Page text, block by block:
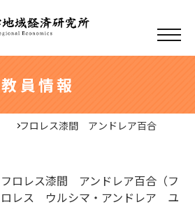
教員情報
フロレス漆間 アンドレア百合
フロレス漆間 アンドレア百合（フ
ロレス ウルシマ・アンドレア ユ